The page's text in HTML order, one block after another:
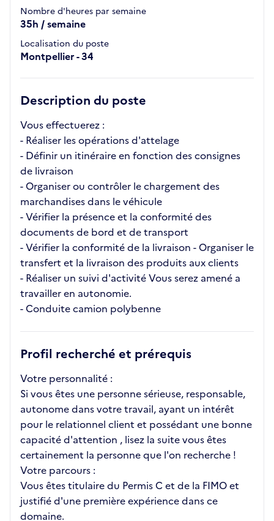
Nombre d'heures par semaine
35h / semaine
Localisation du poste
Montpellier - 34
Description du poste
Vous effectuerez :
- Réaliser les opérations d'attelage
- Définir un itinéraire en fonction des consignes
de livraison
- Organiser ou contrôler le chargement des
marchandises dans le véhicule
- Vérifier la présence et la conformité des
documents de bord et de transport
- Vérifier la conformité de la livraison - Organiser le
transfert et la livraison des produits aux clients
- Réaliser un suivi d'activité Vous serez amené a
travailler en autonomie.
- Conduite camion polybenne
Profil recherché et prérequis
Votre personnalité :
Si vous êtes une personne sérieuse, responsable,
autonome dans votre travail, ayant un intérêt
pour le relationnel client et possédant une bonne
capacité d'attention , lisez la suite vous êtes
certainement la personne que l'on recherche !
Votre parcours :
Vous êtes titulaire du Permis C et de la FIMO et
justifié d'une première expérience dans ce
domaine.